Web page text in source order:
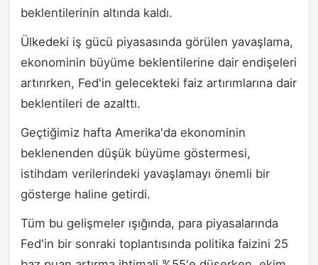
beklentilerinin altında kaldı.
Ülkedeki iş gücü piyasasında görülen yavaşlama,
ekonominin büyüme beklentilerine dair endişeleri
artırırken, Fed'in gelecekteki faiz artırımlarına dair
beklentileri de azalttı.
Geçtiğimiz hafta Amerika'da ekonominin
beklenenden düşük büyüme göstermesi,
istihdam verilerindeki yavaşlamayı önemli bir
gösterge haline getirdi.
Tüm bu gelişmeler ışığında, para piyasalarında
Fed'in bir sonraki toplantısında politika faizini 25